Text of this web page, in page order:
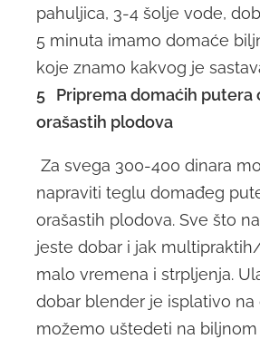
pahuljica, 3-4 šolje vode,
5 minuta imamo domaće
koje znamo kakvog je
5 Priprema domaćih putera
orašastih plodova
Za svega 300-400 dinara
napraviti teglu domađeg
orašastih plodova. Sve što
jeste dobar i jak
malo vremena i strpljenja.
dobar blender je isplativo na
možemo uštedeti na